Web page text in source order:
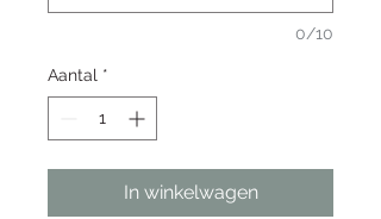
0/10
Aantal *
In winkelwagen